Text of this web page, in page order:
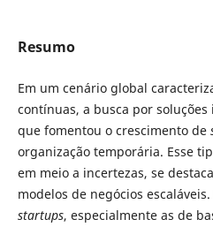
Resumo
Em um cenário global
contínuas, a busca por
que fomentou o crescimento de
organização temporária. Esse
em meio a incertezas, se
modelos de negócios
startups, especialmente as de